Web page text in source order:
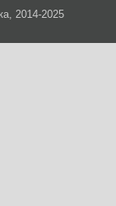
2014-2025